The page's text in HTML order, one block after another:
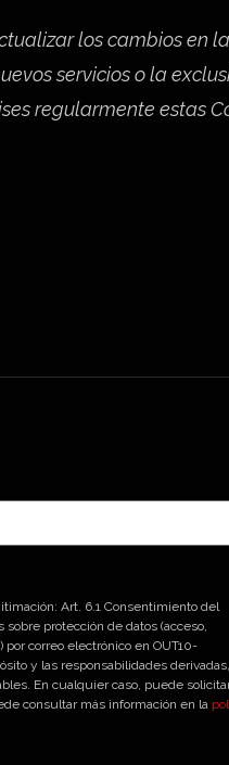
los cambios en
servicios o la
regularmente estas
Art. 6.1 Consentimiento del
protección de datos (acceso,
correo electrónico en OUT10-
y las responsabilidades derivadas,
En cualquier caso, puede
consultar más información en la